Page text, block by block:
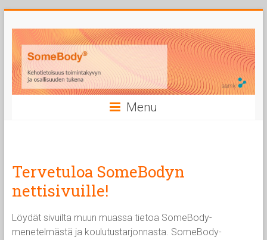
to
content
Menu
Tervetuloa SomeBodyn
nettisivuille!
Löydät sivuilta muun muassa tietoa SomeBody-
menetelmästä ja koulutustarjonnasta. SomeBody-